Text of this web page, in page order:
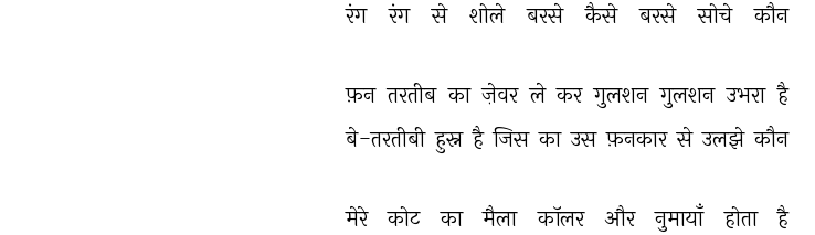
रंग
रंग से शोले बरसे कैसे बरसे सोचे कौन
फ़न तरतीब का ज़ेवर ले कर गुलशन गुलशन उभरा है
बे-तरतीबी हुस्न है जिस का उस फ़नकार से उलझे कौन
मेरे कोट का मैला कॉलर और नुमायाँ होता
है